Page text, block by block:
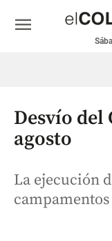
económicos
Colombia
menu
Desvío del
agosto
La ejecución